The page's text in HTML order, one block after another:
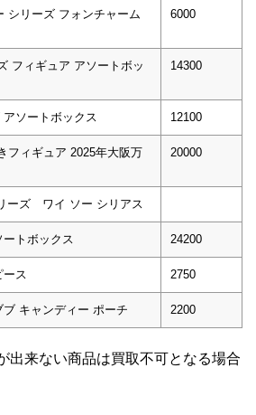
シリーズ フォンチャーム
6000
フィギュア アソートボッ
14300
ソートボックス 12100
フィギュア 2025年大阪万
20000
ーズ ワイ ソー シリアス
トボックス 24200
ス 2750
キャンディー ポーチ 2200
出来ない商品は買取不可となる場合